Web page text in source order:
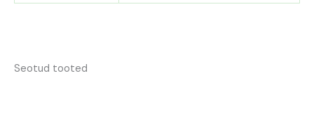
Seotud tooted